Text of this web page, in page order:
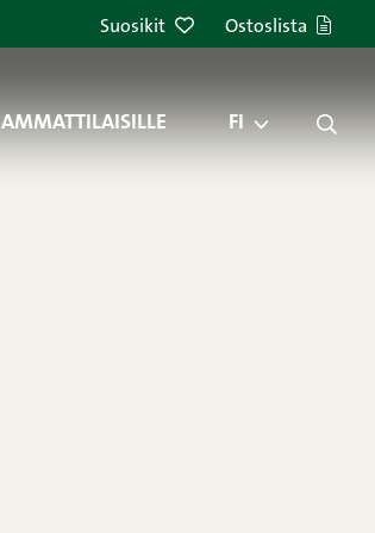
Suosikit Ostoslista
AMMATTILAISILLE FI